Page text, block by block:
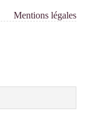
Mentions légales